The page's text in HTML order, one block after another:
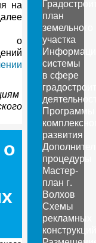
на
о
план
земельного
участка
системы
в сфере
Программы
развития
процедуры
Мастер-
план г.
Волхов
Схемы
рекламных
конструкций